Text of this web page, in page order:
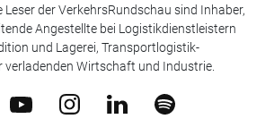
Leser der VerkehrsRundschau sind Inhaber,
Angestellte bei Logistikdienstleistern
und Lagerei, Transportlogistik-
verladenden Wirtschaft und Industrie.